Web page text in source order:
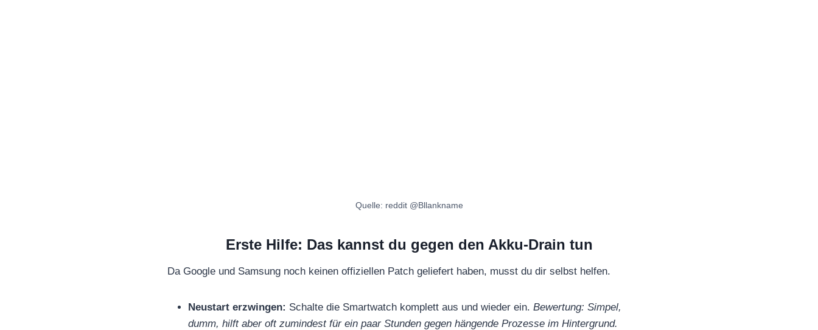
Quelle: reddit @Bllankname
Erste Hilfe: Das kannst du gegen den Akku-Drain tun
Da Google und Samsung noch keinen offiziellen Patch geliefert haben, musst du dir selbst helfen.
Neustart erzwingen: Schalte die Smartwatch komplett aus und wieder ein. Bewertung: Simpel,
dumm, hilft aber oft zumindest für ein paar Stunden gegen hängende Prozesse im Hintergrund.